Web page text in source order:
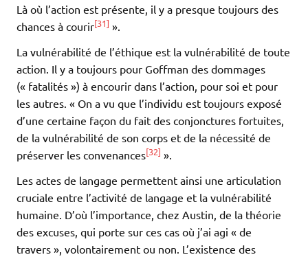
Là où l’action est présente, il y a presque toujours des
chances à courir[31] ».
La vulnérabilité de l’éthique est la vulnérabilité de toute
action. Il y a toujours pour Goffman des dommages
(« fatalités ») à encourir dans l’action, pour soi et pour
les autres. « On a vu que l’individu est toujours exposé
d’une certaine façon du fait des conjonctures fortuites,
de la vulnérabilité de son corps et de la nécessité de
préserver les convenances[32] ».
Les actes de langage permettent ainsi une articulation
cruciale entre l’activité de langage et la vulnérabilité
humaine. D’où l’importance, chez Austin, de la théorie
des excuses, qui porte sur ces cas où j’ai agi « de
travers », volontairement ou non. L’existence des